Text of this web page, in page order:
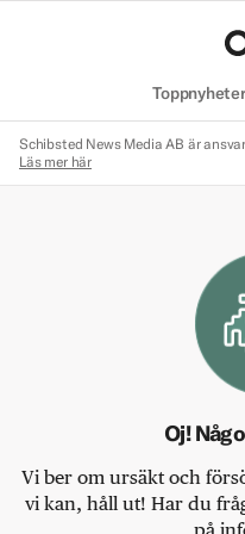
Toppnyheter
Schibsted News Media AB är
Läs mer här
Oj!
Vi ber om ursäkt och
vi kan, håll ut! Har du